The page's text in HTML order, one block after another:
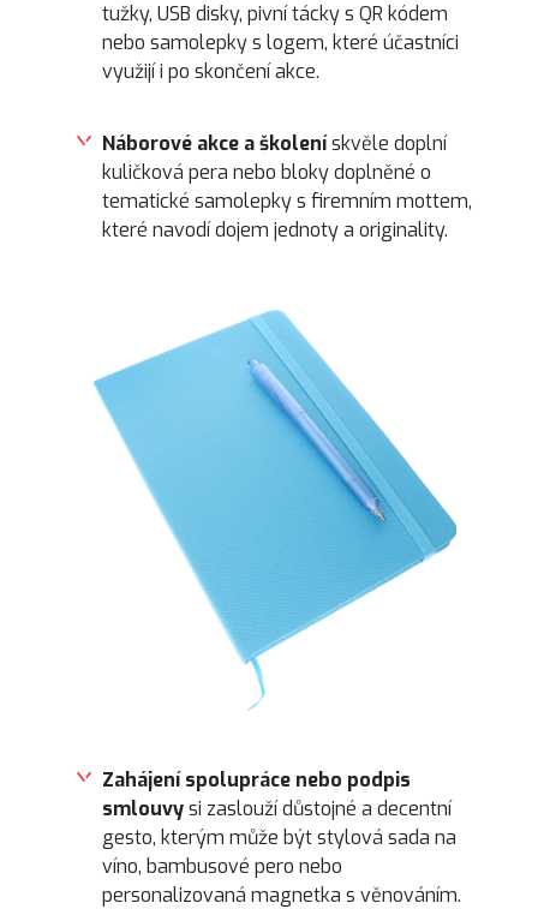
tužky, USB disky, pivní tácky s QR kódem
nebo samolepky s logem, které účastníci
využijí i po skončení akce.
Náborové akce a školenískvěle doplní
kuličková pera nebo bloky doplněné o
tematické samolepky s firemním mottem,
které navodí dojem jednoty a originality.
Zahájení spolupráce nebo podpis
smlouvysi zaslouží důstojné a decentní
gesto, kterým může být stylová sada na
víno, bambusové pero nebo
personalizovaná magnetka s věnováním.